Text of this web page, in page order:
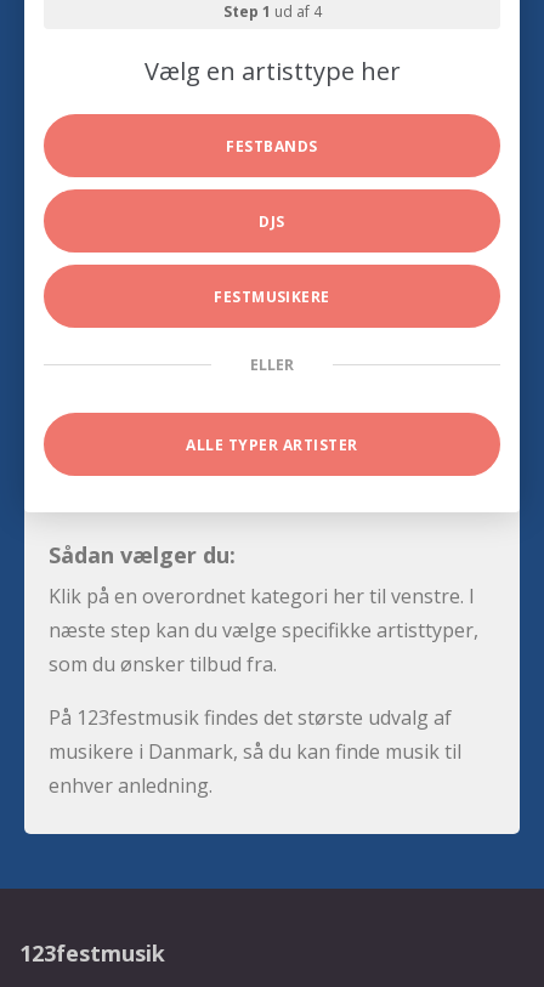
Step 1 ud af 4
Vælg en artisttype her
FESTBANDS
DJS
FESTMUSIKERE
ELLER
ALLE TYPER ARTISTER
Sådan vælger du:
Klik på en overordnet kategori her til venstre. I
næste step kan du vælge specifikke artisttyper,
som du ønsker tilbud fra.
På 123festmusik findes det største udvalg af
musikere i Danmark, så du kan finde musik til
enhver anledning.
123festmusik